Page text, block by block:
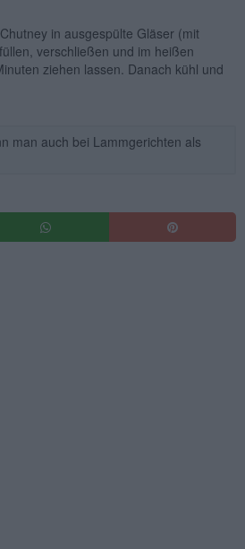
in ausgespülte Gläser (mit
verschließen und im heißen
ziehen lassen. Danach kühl und
man auch bei Lammgerichten als